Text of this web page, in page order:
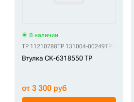
В наличии
TP 11210788TP 131004-00249TP 1413806
Втулка СК-6318550 TP
от 3 300 руб